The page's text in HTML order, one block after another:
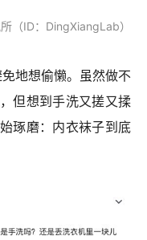
（ID：DingXiangLab）
地想偷懒。虽然做不
但想到手洗又搓又揉
琢磨：内衣袜子到底